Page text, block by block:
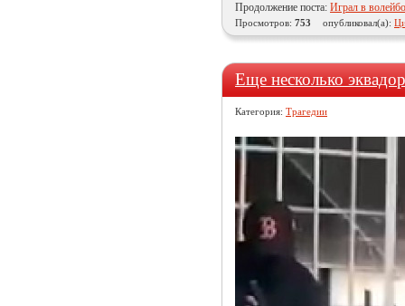
Продолжение поста: Играл в
Просмотров: 753 опубликовал(а):
Еще несколько
Категория: Трагедии